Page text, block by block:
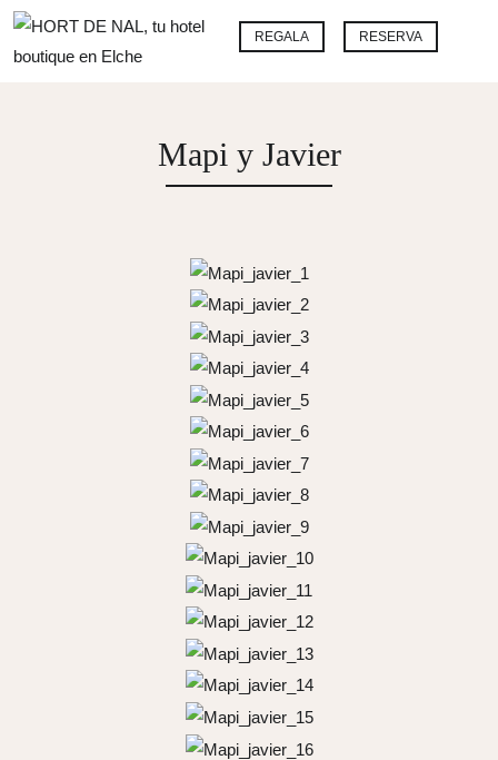
REGALA RESERVA
Mapi y Javier